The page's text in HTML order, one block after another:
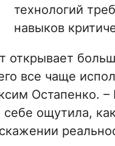
технологий
навыков
открывает
все чаще
Остапенко.
ощутила,